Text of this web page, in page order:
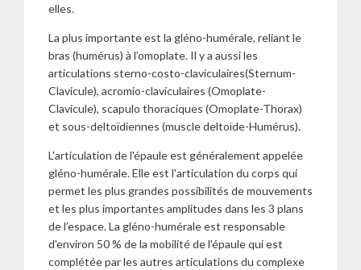
elles.
La plus importante est la gléno-humérale, reliant le
bras (humérus) à l’omoplate. Il y a aussi les
articulations sterno-costo-claviculaires(Sternum-
Clavicule), acromio-claviculaires (Omoplate-
Clavicule), scapulo thoraciques (Omoplate-Thorax)
et sous-deltoïdiennes (muscle deltoïde-Humérus).
L'articulation de l'épaule est généralement appelée
gléno-humérale. Elle est l'articulation du corps qui
permet les plus grandes possibilités de mouvements
et les plus importantes amplitudes dans les 3 plans
de l’espace. La gléno-humérale est responsable
d'environ 50 % de la mobilité de l'épaule qui est
complétée par les autres articulations du complexe